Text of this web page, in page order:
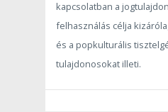
kapcsolatban a
felhasználás célja
és a popkulturális
tulajdonosokat illeti.